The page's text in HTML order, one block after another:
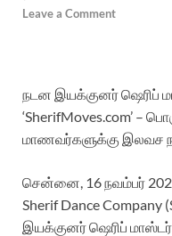
Leave a Comment
நடன இயக்குனர் ஷெரிப்
‘SherifMoves.com’ –
மாணவர்களுக்கு இலவச
சென்னை, 16 நவம்பர்
Sherif Dance Company
இயக்குனர் ஷெரிப்